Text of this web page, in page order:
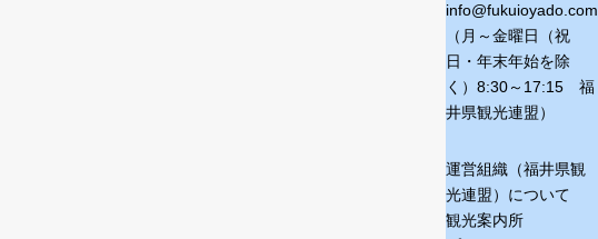
info@fukuioyado.com
（月～金曜日（祝
日・年末年始を除
く） 8:30～17:15 福
井県観光連盟）
運営組織（福井県観
光連盟）について
観光案内所